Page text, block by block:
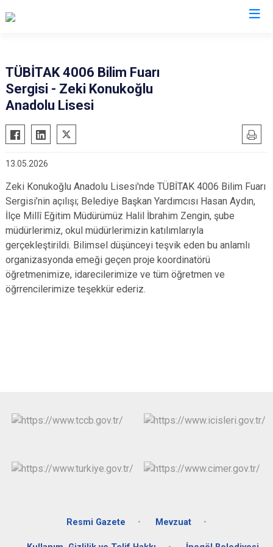
Büyükorhan
Gürsu
İznik
Karacabey
Keles
Kestel
Mustafakemalpaşa
Osmangazi
Yenişehir
Yıldırım
TÜBİTAK 4006 Bilim Fuarı
Sergisi - Zeki Konukoğlu
Anadolu Lisesi
13.05.2026
Zeki Konukoğlu Anadolu Lisesi'nde TÜBİTAK 4006 Bilim Fuarı
Sergisi’nin açılışı; Belediye Başkan Yardımcısı Hasan Aydın,
İlçe Millî Eğitim Müdürümüz Halil İbrahim Zengin, şube
müdürlerimiz, okul müdürlerimizin katılımlarıyla
gerçekleştirildi. Bilimsel düşünceyi teşvik eden bu anlamlı
organizasyonda emeği geçen proje koordinatörü
öğretmenimize, idarecilerimize ve tüm öğretmen ve
öğrrencilerimize teşekkür ederiz.
Resmi Gazete Mevzuat